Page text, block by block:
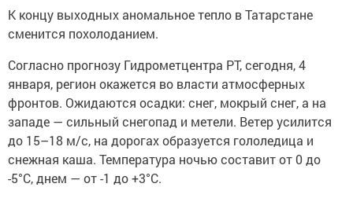
К концу выходных аномальное тепло в Татарстане
сменится похолоданием.
Согласно прогнозу Гидрометцентра РТ, сегодня, 4
января, регион окажется во власти атмосферных
фронтов. Ожидаются осадки: снег, мокрый снег, а на
западе — сильный снегопад и метели. Ветер усилится
до 15–18 м/с, на дорогах образуется гололедица и
снежная каша. Температура ночью составит от 0 до
-5°C, днем — от -1 до +3°C.